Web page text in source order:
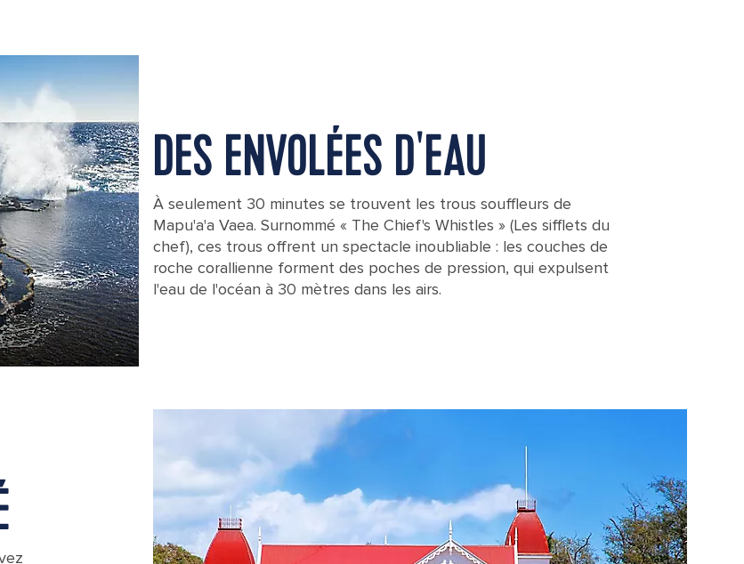
DES ENVOLÉES D'EAU
À seulement 30 minutes se trouvent les trous souffleurs de
Mapu'a'a Vaea. Surnommé « The Chief's Whistles » (Les sifflets du
chef), ces trous offrent un spectacle inoubliable : les couches de
roche corallienne forment des poches de pression, qui expulsent
l'eau de l'océan à 30 mètres dans les airs.